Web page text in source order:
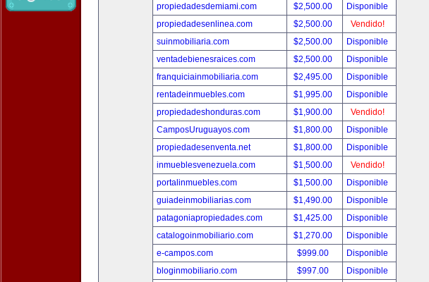
propiedadesdemiami.com
$2,500.00
Disponible
propiedadesenlinea.com
$2,500.00
Vendido!
suinmobiliaria.com
$2,500.00
Disponible
ventadebienesraices.com
$2,500.00
Disponible
franquiciainmobiliaria.com
$2,495.00
Disponible
rentadeinmuebles.com
$1,995.00
Disponible
propiedadeshonduras.com
$1,900.00
Vendido!
CamposUruguayos.com
$1,800.00
Disponible
propiedadesenventa.net
$1,800.00
Disponible
inmueblesvenezuela.com
$1,500.00
Vendido!
portalinmuebles.com
$1,500.00
Disponible
guiadeinmobiliarias.com
$1,490.00
Disponible
patagoniapropiedades.com
$1,425.00
Disponible
catalogoinmobiliario.com
$1,270.00
Disponible
e-campos.com
$999.00
Disponible
bloginmobiliario.com
$997.00
Disponible